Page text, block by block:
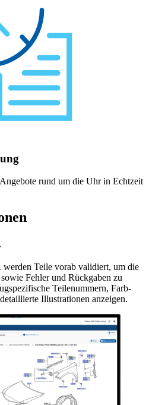
rund um die Uhr in Echtzeit
Teile vorab validiert, um die
Fehler und Rückgaben zu
Teilenummern, Farb-
Illustrationen anzeigen.